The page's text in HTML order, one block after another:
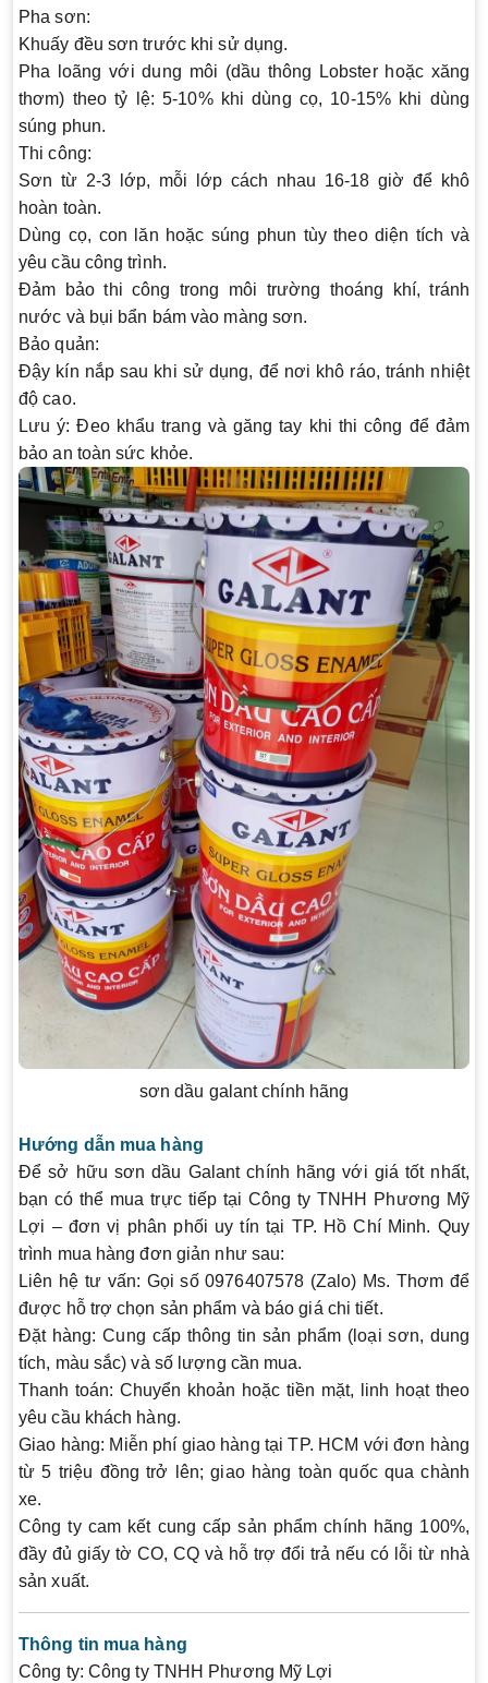
Pha sơn:
Khuấy đều sơn trước khi sử dụng.
Pha loãng với dung môi (dầu thông Lobster hoặc xăng
thơm) theo tỷ lệ: 5-10% khi dùng cọ, 10-15% khi dùng
súng phun.
Thi công:
Sơn từ 2-3 lớp, mỗi lớp cách nhau 16-18 giờ để khô
hoàn toàn.
Dùng cọ, con lăn hoặc súng phun tùy theo diện tích và
yêu cầu công trình.
Đảm bảo thi công trong môi trường thoáng khí, tránh
nước và bụi bẩn bám vào màng sơn.
Bảo quản:
Đậy kín nắp sau khi sử dụng, để nơi khô ráo, tránh nhiệt
độ cao.
Lưu ý: Đeo khẩu trang và găng tay khi thi công để đảm
bảo an toàn sức khỏe.
sơn dầu galant chính hãng
Hướng dẫn mua hàng
Để sở hữu sơn dầu Galant chính hãng với giá tốt nhất,
bạn có thể mua trực tiếp tại Công ty TNHH Phương Mỹ
Lợi – đơn vị phân phối uy tín tại TP. Hồ Chí Minh. Quy
trình mua hàng đơn giản như sau:
Liên hệ tư vấn: Gọi số 0976407578 (Zalo) Ms. Thơm để
được hỗ trợ chọn sản phẩm và báo giá chi tiết.
Đặt hàng: Cung cấp thông tin sản phẩm (loại sơn, dung
tích, màu sắc) và số lượng cần mua.
Thanh toán: Chuyển khoản hoặc tiền mặt, linh hoạt theo
yêu cầu khách hàng.
Giao hàng: Miễn phí giao hàng tại TP. HCM với đơn hàng
từ 5 triệu đồng trở lên; giao hàng toàn quốc qua chành
xe.
Công ty cam kết cung cấp sản phẩm chính hãng 100%,
đầy đủ giấy tờ CO, CQ và hỗ trợ đổi trả nếu có lỗi từ nhà
sản xuất.
Thông tin mua hàng
Công ty: Công ty TNHH Phương Mỹ Lợi